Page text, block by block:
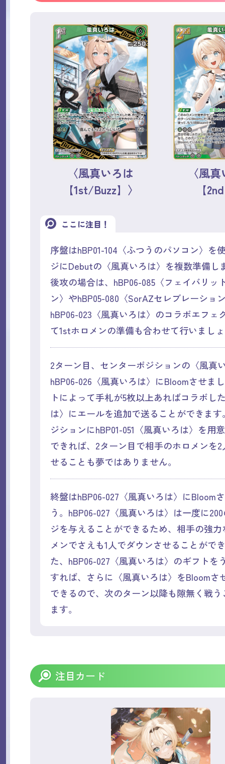
〈風真いろは
【1st/Buzz】〉
〈風
【
ここに注目！
序盤はhBP01-104〈ふつうのパソコン〉を
ジにDebutの〈風真いろは〉を複数準備し
後攻の場合は、hBP06-085〈フェイバリッ
ン〉やhBP05-080〈SorAZセレブレーショ
hBP06-023〈風真いろは〉のコラボエフェ
て1stホロメンの準備も合わせて行いまし
2ターン目、センターポジションの〈風真
hBP06-026〈風真いろは〉にBloomさせま
トによって手札が5枚以上あればコラボし
は〉にエールを追加で送ることができま
ジションにhBP01-051〈風真いろは〉を用
できれば、2ターン目で相手のホロメンを
せることも夢ではありません。
終盤はhBP06-027〈風真いろは〉にBloom
う。hBP06-027〈風真いろは〉は一度に
ジを与えることができるため、相手の強力
メンでさえも1人でダウンさせることがで
た、hBP06-027〈風真いろは〉のギフトを
すれば、さらに〈風真いろは〉をBloomさ
できるので、次のターン以降も隙無く戦
ます。
注目カード